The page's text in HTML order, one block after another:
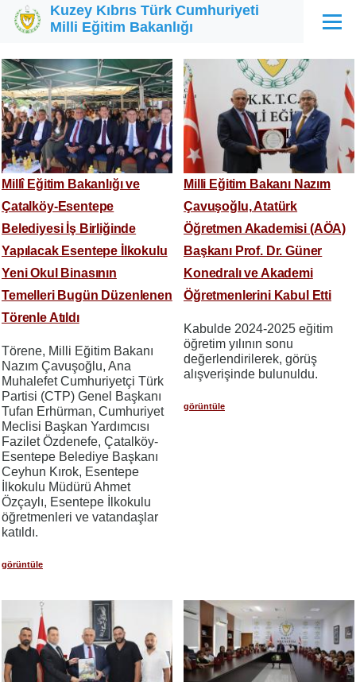
Ana içeriğe atla
Kuzey Kıbrıs Türk Cumhuriyeti
Milli Eğitim Bakanlığı
Menü
Millî Eğitim Bakanlığı ve
Çatalköy-Esentepe
Belediyesi İş Birliğinde
Yapılacak Esentepe İlkokulu
Yeni Okul Binasının
Temelleri Bugün Düzenlenen
Törenle Atıldı
Törene, Milli Eğitim Bakanı
Nazım Çavuşoğlu, Ana
Muhalefet Cumhuriyetçi Türk
Partisi (CTP) Genel Başkanı
Tufan Erhürman, Cumhuriyet
Meclisi Başkan Yardımcısı
Fazilet Özdenefe, Çatalköy-
Esentepe Belediye Başkanı
Ceyhun Kırok, Esentepe
İlkokulu Müdürü Ahmet
Özçaylı, Esentepe İlkokulu
öğretmenleri ve vatandaşlar
katıldı.
görüntüle
Milli Eğitim Bakanı Nazım
Çavuşoğlu, Atatürk
Öğretmen Akademisi (AÖA)
Başkanı Prof. Dr. Güner
Konedralı ve Akademi
Öğretmenlerini Kabul Etti
Kabulde 2024-2025 eğitim
öğretim yılının sonu
değerlendirilerek, görüş
alışverişinde bulunuldu.
görüntüle